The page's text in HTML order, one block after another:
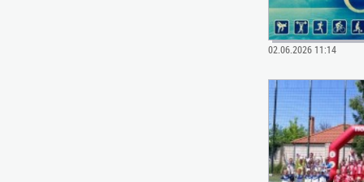
02.06.2026 11:14